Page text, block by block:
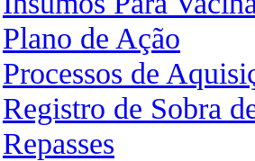
Plano de Ação
Processos de
Registro de Sobra
Repasses